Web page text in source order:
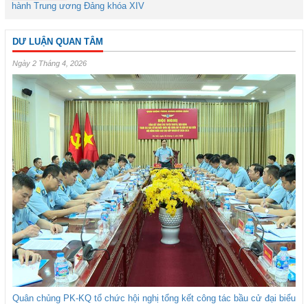
hành Trung ương Đảng khóa XIV
DƯ LUẬN QUAN TÂM
Ngày 2 Tháng 4, 2026
Quân chủng PK-KQ tổ chức hội nghị tổng kết công tác bầu cử đại biểu